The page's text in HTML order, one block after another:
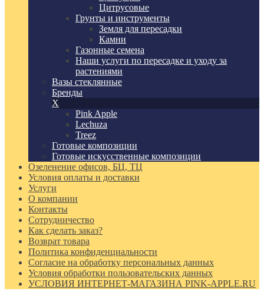
Цитрусовые
Грунты и инструменты
Земля для пересадки
Камни
Газонные семена
Наши услуги по пересадке и уходу за
растениями
Вазы стеклянные
Бренды
X
Pink Apple
Lechuza
Treez
Готовые композиции
Готовые искусственные композиции
Озеленение офисов, БЦ, ТЦ
Условия оплаты и доставки
Услуги
О компании
Контакты
Сотрудничество
Как сделать заказ?
Возврат товара
Политика конфиденциальности
Согласие ​на обработку персональных данных
Условия обработки пользовательских данных
УСЛОВИЯ ИНТЕРНЕТ-МАГАЗИНА PINK-APPLE.RU